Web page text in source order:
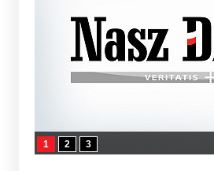
1 2 3